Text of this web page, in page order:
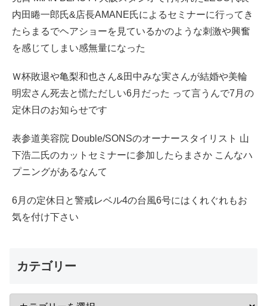
内田睠一郎氏&店長AMANE氏によるセミナーに行ってき
たらまるでヘアショーを見ているかのような刺激や興奮
を感じてしまい感無量になった
Ｗ杯敗退や亀梨和也さん&田中みな実さんが結婚や美輪
明宏さん死去と慌ただしい6月だった って言うんで7月の
定休日のお知らせです
表参道美容院 Double/SONSのオーナースタイリスト 山
下浩二氏のカットセミナーに参加したらまさか こんなハ
プニングがあるなんて
6月の定休日と警戒レベル4の台風6号にはくれぐれもお
気を付け下さい
カテゴリー